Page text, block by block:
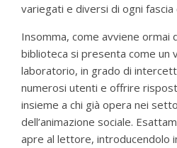
variegati e diversi di ogni fascia
Insomma, come avviene ormai
biblioteca si presenta come un
laboratorio, in grado di
numerosi utenti e offrire
insieme a chi già opera nei
dell’animazione sociale.
apre al lettore, introducendolo